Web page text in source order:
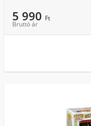
5 990 Ft
Bruttó ár